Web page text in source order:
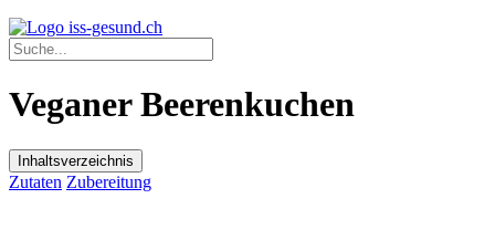
Veganer Beerenkuchen
Inhaltsverzeichnis
Zutaten Zubereitung